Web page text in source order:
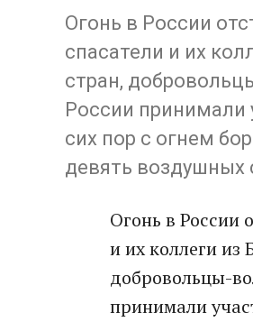
Огонь в России
спасатели и их
стран,
России принимали
сих пор с огнем
девять воздушных
Огонь в России
и их коллеги
добровольцы-
принимали